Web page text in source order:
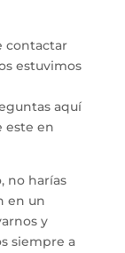
contactar
estuvimos
aquí
este en
no harías
en un
y
siempre a